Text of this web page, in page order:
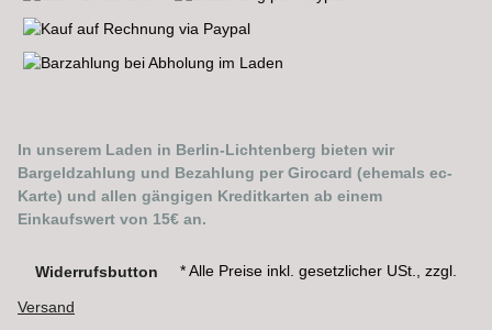
In unserem Laden in Berlin-Lichtenberg bieten wir
Bargeldzahlung und Bezahlung per Girocard (ehemals ec-
Karte) und allen gängigen Kreditkarten ab einem
Einkaufswert von 15€ an.
Widerrufsbutton * Alle Preise inkl. gesetzlicher USt., zzgl.
Versand